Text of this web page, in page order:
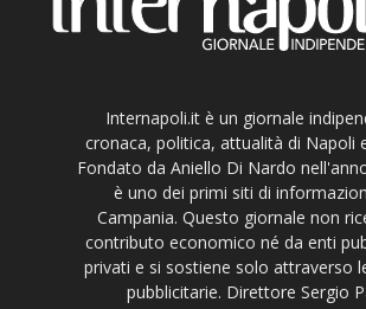
Internapoli.it è un giornale
cronaca, politica, attualità di Napoli
Fondato da Aniello Di Nardo
è uno dei primi siti di
Campania. Questo giornale non
contributo economico né da enti
privati e si sostiene solo attraverso
pubblicitarie. Direttore Sergio